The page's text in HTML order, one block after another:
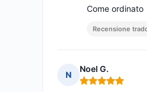
Come ordinato
Recensione
N
Noel G.
Nota: 5 su 5